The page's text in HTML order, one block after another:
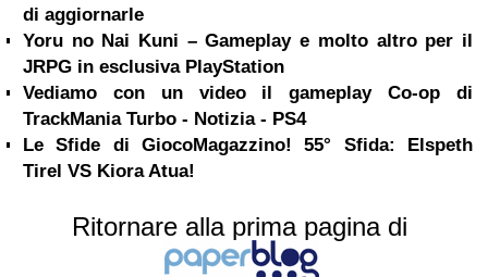
di aggiornarle
Yoru no Nai Kuni – Gameplay e molto altro per il
JRPG in esclusiva PlayStation
Vediamo con un video il gameplay Co-op di
TrackMania Turbo - Notizia - PS4
Le Sfide di GiocoMagazzino! 55° Sfida: Elspeth
Tirel VS Kiora Atua!
Ritornare alla prima pagina di